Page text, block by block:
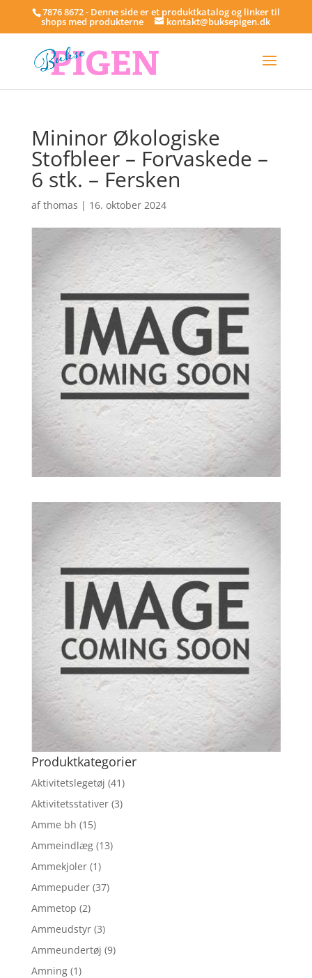
7876 8672 - Denne side er et produktkatalog og linker til
shops med produkterne kontakt@buksepigen.dk
Mininor Økologiske
Stofbleer – Forvaskede –
6 stk. – Fersken
afthomas | 16. oktober 2024
Produktkategorier
Aktivitetslegetøj (41)
Aktivitetsstativer (3)
Amme bh (15)
Ammeindlæg (13)
Ammekjoler (1)
Ammepuder (37)
Ammetop (2)
Ammeudstyr (3)
Ammeundertøj (9)
Amning (1)